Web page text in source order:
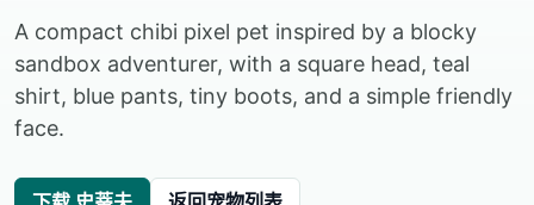
A compact chibi pixel pet inspired by a blocky
sandbox adventurer, with a square head, teal
shirt, blue pants, tiny boots, and a simple friendly
face.